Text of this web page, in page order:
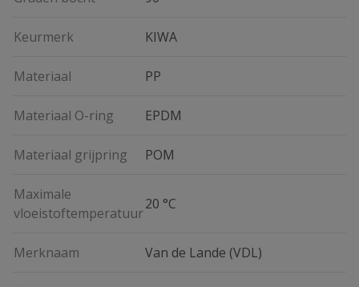
Keurmerk KIWA
Materiaal PP
Materiaal O-ring EPDM
Materiaal grijpring POM
Maximale
vloeistoftemperatuur
20 °C
Merknaam Van de Lande (VDL)